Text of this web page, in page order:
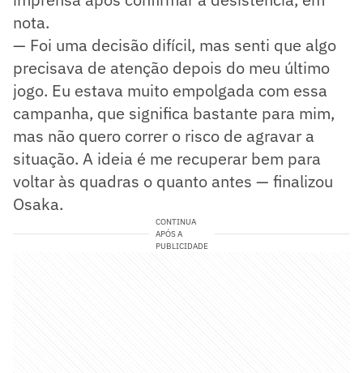
nota.
— Foi uma decisão difícil, mas senti que algo
precisava de atenção depois do meu último
jogo. Eu estava muito empolgada com essa
campanha, que significa bastante para mim,
mas não quero correr o risco de agravar a
situação. A ideia é me recuperar bem para
voltar às quadras o quanto antes — finalizou
Osaka.
CONTINUA
APÓS A
PUBLICIDADE